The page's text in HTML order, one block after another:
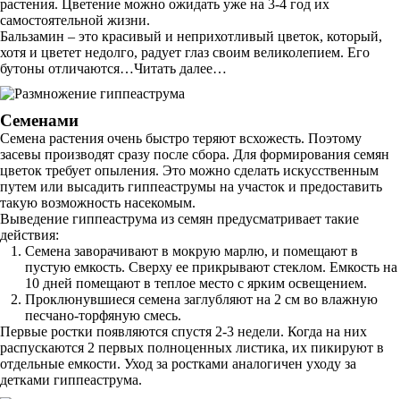
растения. Цветение можно ожидать уже на 3-4 год их
самостоятельной жизни.
Бальзамин – это красивый и неприхотливый цветок, который,
хотя и цветет недолго, радует глаз своим великолепием. Его
бутоны отличаются…Читать далее…
Семенами
Семена растения очень быстро теряют всхожесть. Поэтому
засевы производят сразу после сбора. Для формирования семян
цветок требует опыления. Это можно сделать искусственным
путем или высадить гиппеаструмы на участок и предоставить
такую возможность насекомым.
Выведение гиппеаструма из семян предусматривает такие
действия:
Семена заворачивают в мокрую марлю, и помещают в
пустую емкость. Сверху ее прикрывают стеклом. Емкость на
10 дней помещают в теплое место с ярким освещением.
Проклюнувшиеся семена заглубляют на 2 см во влажную
песчано-торфяную смесь.
Первые ростки появляются спустя 2-3 недели. Когда на них
распускаются 2 первых полноценных листика, их пикируют в
отдельные емкости. Уход за ростками аналогичен уходу за
детками гиппеаструма.